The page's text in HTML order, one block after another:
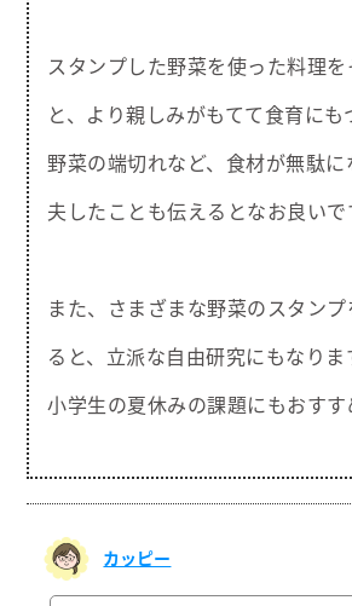
スタンプした野菜を使った料理
と、より親しみがもてて食育にも
野菜の端切れなど、食材が無駄
夫したことも伝えるとなお良いで
また、さまざまな野菜のスタン
ると、立派な自由研究にもなりま
小学生の夏休みの課題にもおすす
カッピー